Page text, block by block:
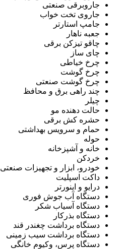
جاروبرقی صنعتی
جاروی تخت خواب
جامپ استارتر
جعبه ناهار
چاقو تیزکن برقی
چای ساز
چرخ خیاطی
چرخ گوشت
چرخ گوشت صنعتی
چند راهی برق و محافظ
چیلر
حالت دهنده مو
حشره کش برقی
حمام و سرویس بهداشتی
حوله
خانه و آشپزخانه
خردکن
خودرو، ابزار و تجهیزات صنعتی
داکت اسپلیت
درایو و اینورتر
دستگاه آب جوش فوری
دستگاه آسیاب شکر
دستگاه بذرکار
دستگاه برداشت چغندر قند
دستگاه برداشت سیب زمینی
دستگاه پرس، وکیوم خانگی